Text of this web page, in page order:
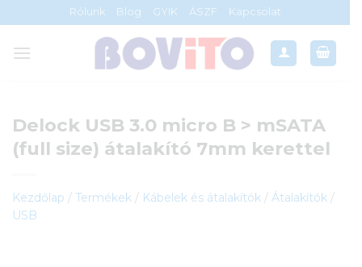
to
content
Rólunk Blog GYIK ÁSZF Kapcsolat
Delock USB 3.0 micro B > mSATA
(full size) átalakító 7mm kerettel
Kezdőlap / Termékek / Kábelek és átalakítók / Átalakítók /
USB